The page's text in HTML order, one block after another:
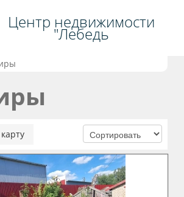
Центр недвижимости
"Лебедь